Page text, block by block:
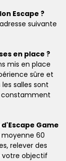
Escape ?
suivante
en place ?
mis en place
sûre et
salles sont
constamment
Game
moyenne 60
relever des
votre objectif